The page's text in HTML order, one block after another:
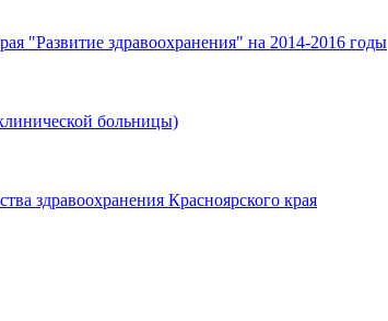
"Развитие здравоохранения" на 2014-2016 годы
больницы)
здравоохранения Красноярского края